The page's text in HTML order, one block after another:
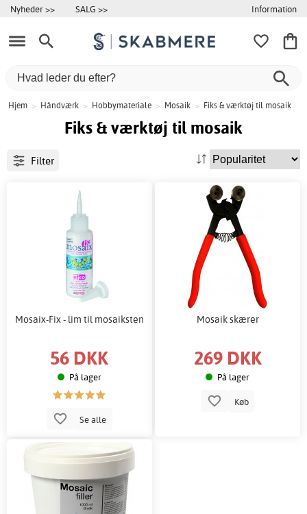
Nyheder >> SALG >> Information
Hjem > Håndværk > Hobbymateriale > Mosaik > Fiks & værktøj til mosaik
Fiks & værktøj til mosaik
Filter
Mosaix-Fix - lim til mosaiksten
56 DKK
På lager
Se alle
Mosaik skærer
269 DKK
På lager
Køb